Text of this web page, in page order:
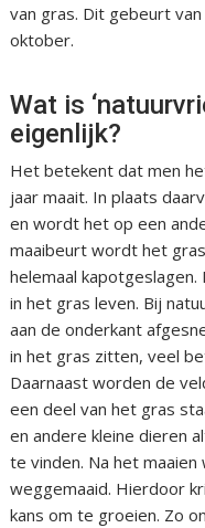
van gras. Dit gebeurt
oktober.
Wat is
eigenlijk?
Het betekent dat men
jaar maait. In plaats
en wordt het op een
maaibeurt wordt het
helemaal
in het gras leven. Bij
aan de onderkant
in het gras zitten, veel
Daarnaast worden de
een deel van het gras
en andere kleine dieren
te vinden. Na het
weggemaaid. Hierdoor
kans om te groeien. Zo